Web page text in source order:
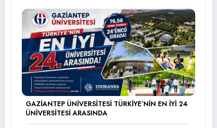
GAZİANTEP ÜNİVERSİTESİ TÜRKİYE’NİN EN İYİ 24
ÜNİVERSİTESİ ARASINDA